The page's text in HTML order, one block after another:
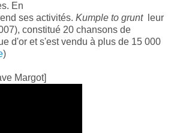
En
ses activités. Kumple to gruntleur
constitué 20 chansons de
d'or et s'est vendu à plus de 15 000
)
Margot]